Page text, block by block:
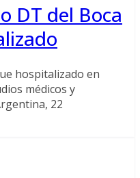
DT del Boca
hospitalizado en
médicos y
22